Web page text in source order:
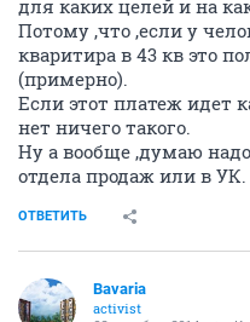
для каких целей и на
Потому ,что ,если у
кваритира в 43 кв это
(примерно).
Если этот платеж идет
нет ничего такого.
Ну а вообще ,думаю
отдела продаж или в УК.
ОТВЕТИТЬ
Bavaria
activist